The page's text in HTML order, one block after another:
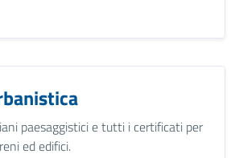
paesaggistici e tutti i certificati per
ed edifici.